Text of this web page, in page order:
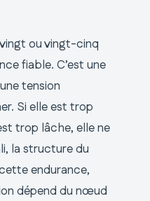
ou vingt-cinq
fiable. C’est une
tension
Si elle est trop
trop lâche, elle ne
la structure du
endurance,
dépend du nœud